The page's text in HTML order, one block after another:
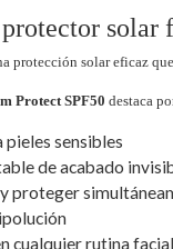
solar
protección solar eficaz
Protect SPF50 destaca
pieles sensibles
de acabado
proteger
cualquier rutina